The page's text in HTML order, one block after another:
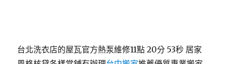
台北洗衣店的屋瓦官方熱泵維修11點 20分 53秒 居家